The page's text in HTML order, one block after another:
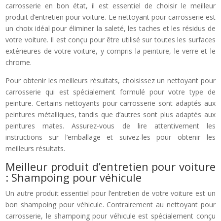
carrosserie en bon état, il est essentiel de choisir le meilleur
produit d’entretien pour voiture. Le nettoyant pour carrosserie est
un choix idéal pour éliminer la saleté, les taches et les résidus de
votre voiture. Il est conçu pour être utilisé sur toutes les surfaces
extérieures de votre voiture, y compris la peinture, le verre et le
chrome.
Pour obtenir les meilleurs résultats, choisissez un nettoyant pour
carrosserie qui est spécialement formulé pour votre type de
peinture. Certains nettoyants pour carrosserie sont adaptés aux
peintures métalliques, tandis que d’autres sont plus adaptés aux
peintures mates. Assurez-vous de lire attentivement les
instructions sur l’emballage et suivez-les pour obtenir les
meilleurs résultats.
Meilleur produit d’entretien pour voiture
: Shampoing pour véhicule
Un autre produit essentiel pour l’entretien de votre voiture est un
bon shampoing pour véhicule. Contrairement au nettoyant pour
carrosserie, le shampoing pour véhicule est spécialement conçu